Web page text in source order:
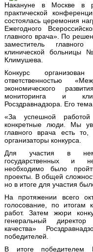
Накануне в Москве в
практической
состоялась церемония
Ежегодного
главного врача». По
заместитель
клинической больницы
Климушева.
Конкурс
ответственностью
экономического
мониторинга и
Росздравнадзора. Его
«За успешной работой
конкретные люди. Мы
главного врача есть
организаторы конкурса.
Для участия в нем
государственных и
необходимо было
проекты. В общей
но в итоге для участия
На протяжении всего
голосование, по итогам
работ. Затем жюри
генеральный
качества»
победителей.
В итоге победителем